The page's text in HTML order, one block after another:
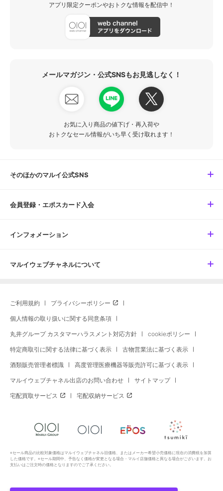
アプリ限定クーポンやおトクな情報を配信中！
メールマガジン・公式SNSもお見逃しなく！
お気に入り商品の値下げ・再入荷や
おトクなセール情報がいち早く受け取れます！
そのほかのマルイ公式SNS
会員登録・エポスカード入会
インフォメーション
マルイウェブチャネルについて
ご利用規約 プライバシーポリシー
個人情報の取り扱いに関する同意条項
丸井グループ カスタマーハラスメント対応方針 cookieポリシー
特定商取引に関する法律に基づく表示 古物営業法に基づく表示
酒類販売管理者標識 高度管理医療機器等販売許可に基づく表示
マルイウェブチャネル出店のお問い合わせ サイトマップ
宅配買取サービス 宅配収納サービス
※セール商品の比較対象価格はマルイウェブチャネル旧価格、またはメーカー希望小売価格に現在の消費税を加算
した価格です。※セール期間中、予告なく価格が変更となる場合・マルイ店舗価格と異なる場合がございます。お
支払いはご注文時の価格となりますのでご了承ください。